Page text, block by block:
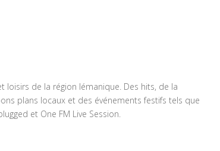
loisirs de la région lémanique. Des hits, de la
plans locaux et des événements festifs tels que
et One FM Live Session.